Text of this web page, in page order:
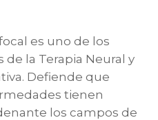
es uno de los
la Terapia Neural y
Defiende que
tienen
los campos de